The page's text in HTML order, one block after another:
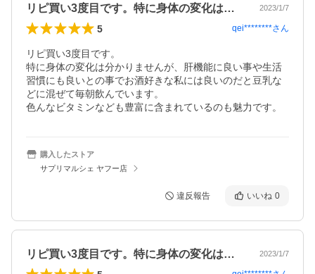
リピ買い3度目です。特に身体の変化は分… 2023/1/7
5 qei********さん
リピ買い3度目です。
特に身体の変化は分かりませんが、肝機能に良い事や生活
習慣にも良いとの事でお酒好きな私には良いのだと豆乳な
どに混ぜて毎朝飲んでいます。
色んなビタミンなども豊富に含まれているのも魅力です。
購入したストア
サプリマルシェ ヤフー店
違反報告 いいね 0
リピ買い3度目です。特に身体の変化は分… 2023/1/7